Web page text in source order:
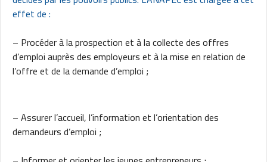
effet de :
– Procéder à la prospection et à la collecte des offres
d’emploi auprès des employeurs et à la mise en relation de
l’offre et de la demande d’emploi ;
– Assurer l’accueil, l’information et l’orientation des
demandeurs d’emploi ;